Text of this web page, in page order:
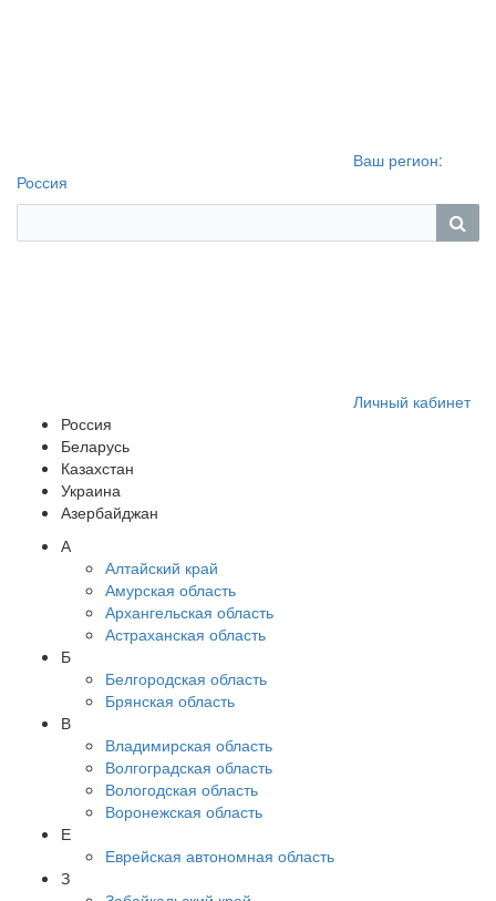
Ваш регион:
Россия
Личный кабинет
Россия
Беларусь
Казахстан
Украина
Азербайджан
А
Алтайский край
Амурская область
Архангельская область
Астраханская область
Б
Белгородская область
Брянская область
В
Владимирская область
Волгоградская область
Вологодская область
Воронежская область
Е
Еврейская автономная область
З